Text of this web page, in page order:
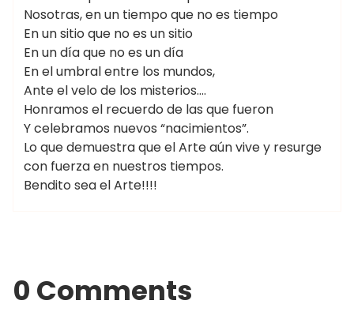
Nosotras, en un tiempo que no es tiempo
En un sitio que no es un sitio
En un día que no es un día
En el umbral entre los mundos,
Ante el velo de los misterios….
Honramos el recuerdo de las que fueron
Y celebramos nuevos “nacimientos”.
Lo que demuestra que el Arte aún vive y resurge
con fuerza en nuestros tiempos.
Bendito sea el Arte!!!!
0 Comments